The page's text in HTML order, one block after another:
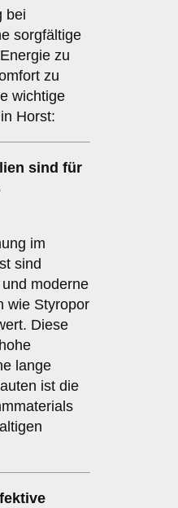
bei
sorgfältige
zu
zu
wichtige
Horst:
sind für
im
sind
moderne
wie Styropor
Diese
lange
ist die